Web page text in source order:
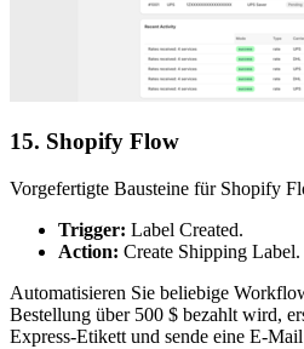
15. Shopify Flow
Vorgefertigte Bausteine für Shopify
Trigger: Label Created.
Action: Create Shipping Label.
Automatisieren Sie beliebige
Bestellung über 500 $ bezahlt wird,
Express-Etikett und sende eine E-